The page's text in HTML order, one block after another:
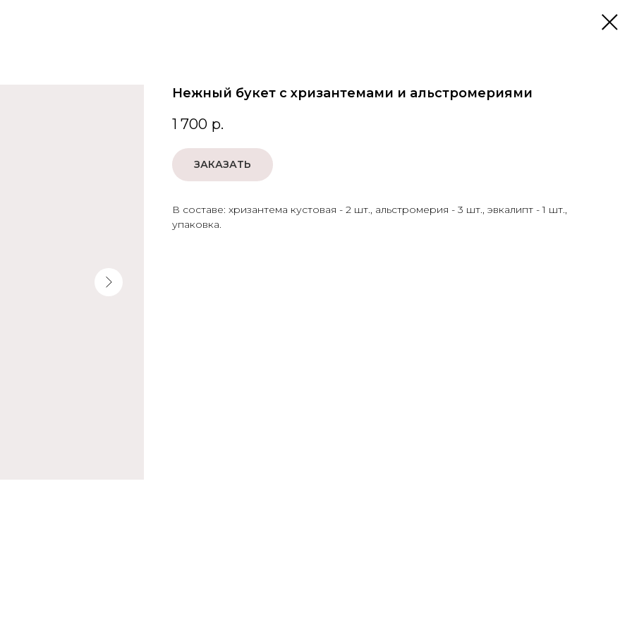
Нежный букет с хризантемами и альстромериями
1 700 р.
ЗАКАЗАТЬ
В составе: хризантема кустовая - 2 шт., альстромерия - 3 шт., эвкалипт - 1 шт.,
упаковка.